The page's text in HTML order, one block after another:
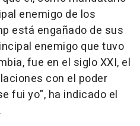
enemigo de los
está engañado de sus
enemigo que tuvo
fue en el siglo XXI, el
con el poder
fui yo", ha indicado el